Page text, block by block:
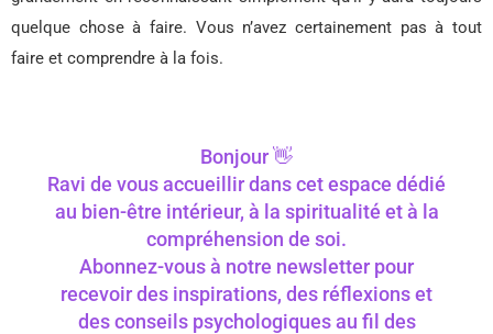
quelque chose à faire. Vous n’avez certainement pas à tout
faire et comprendre à la fois.
Bonjour 👋
Ravi de vous accueillir dans cet espace dédié
au bien-être intérieur, à la spiritualité et à la
compréhension de soi.
Abonnez-vous à notre newsletter pour
recevoir des inspirations, des réflexions et
des conseils psychologiques au fil des